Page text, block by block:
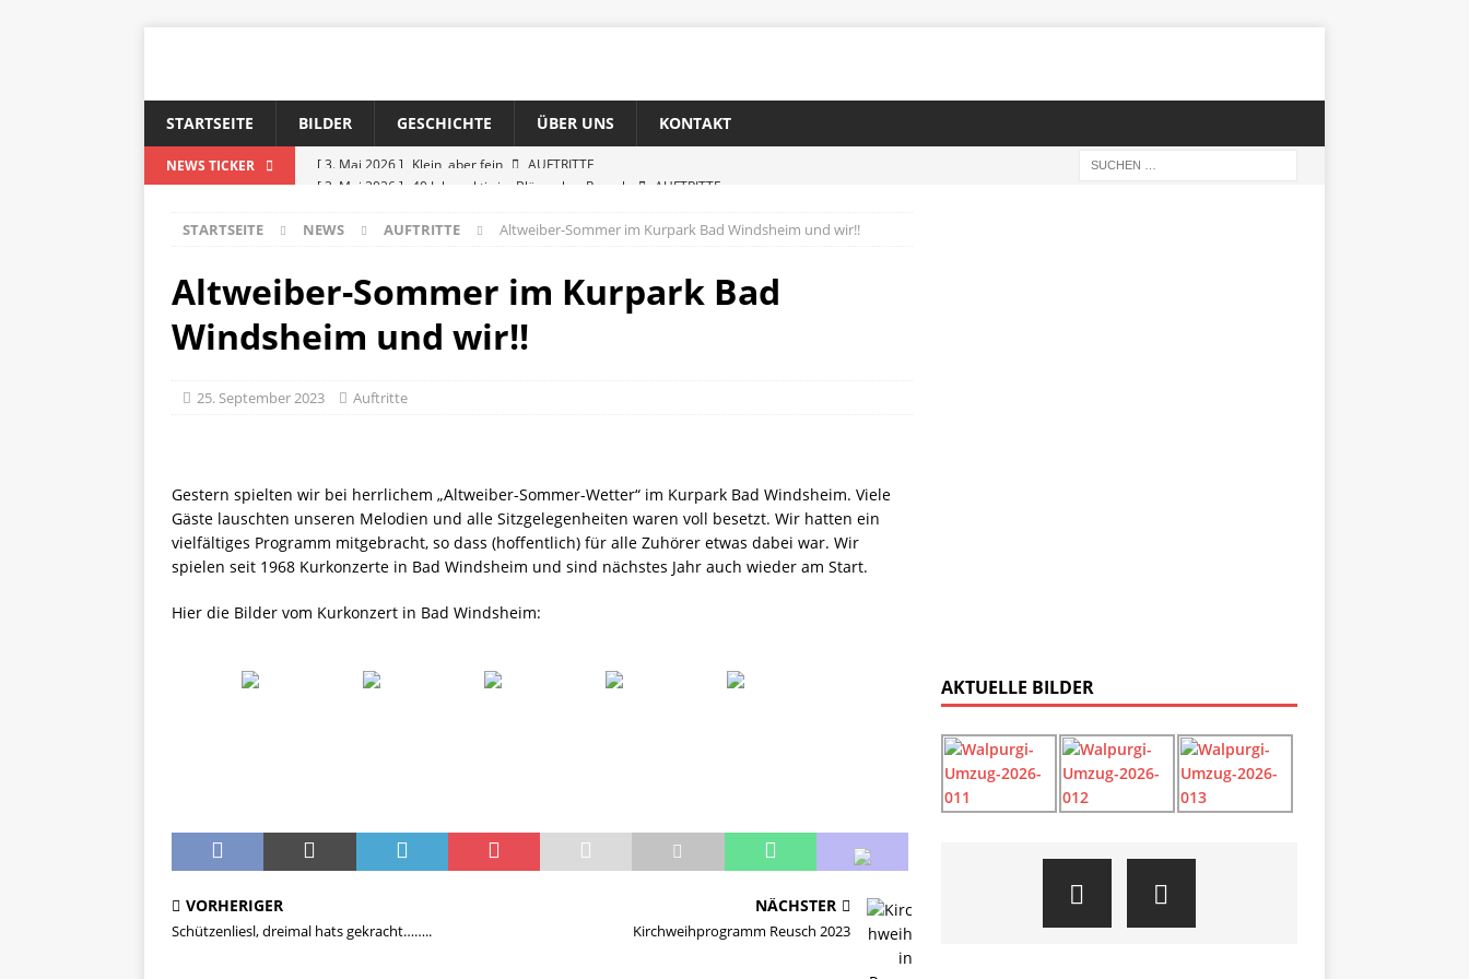
STARTSEITE BILDER GESCHICHTE ÜBER UNS KONTAKT
NEWS TICKER [ 3. Mai 2026 ] 40 Jahre aktiv im Bläserchor Reusch
[ 3. Mai 2026 ] Klein, aber fein AUFTRITTE
STARTSEITE NEWS AUFTRITTE Altweiber-Sommer im Kurpark Bad Windsheim und wir!!
Altweiber-Sommer im Kurpark Bad
Windsheim und wir!!
25. September 2023 Auftritte
Gestern spielten wir bei herrlichem „Altweiber-Sommer-Wetter“ im Kurpark Bad Windsheim. Viele
Gäste lauschten unseren Melodien und alle Sitzgelegenheiten waren voll besetzt. Wir hatten ein
vielfältiges Programm mitgebracht, so dass (hoffentlich) für alle Zuhörer etwas dabei war. Wir
spielen seit 1968 Kurkonzerte in Bad Windsheim und sind nächstes Jahr auch wieder am Start.
Hier die Bilder vom Kurkonzert in Bad Windsheim:
VORHERIGER
Schützenliesl, dreimal hats gekracht……..
NÄCHSTER
Kirchweihprogramm Reusch 2023
AKTUELLE BILDER